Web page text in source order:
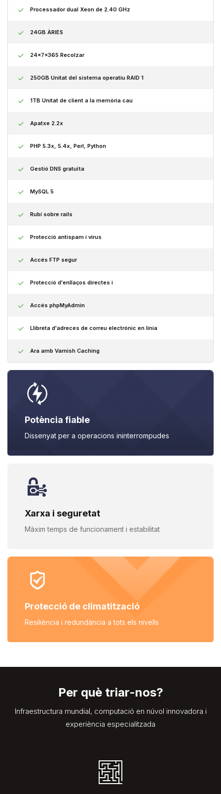
Processador dual Xeon de 2.40 GHz
24GB ÀRIES
24x7x365 Recolzar
250GB Unitat del sistema operatiu RAID 1
1TB Unitat de client a la memòria cau
Apatxe 2.2x
PHP 5.3x, 5.4x, Perl, Python
Gestió DNS gratuïta
MySQL 5
Rubí sobre rails
Protecció antispam i virus
Accés FTP segur
Protecció d'enllaços directes i
Accés phpMyAdmin
Llibreta d'adreces de correu electrònic en línia
Ara amb Varnish Caching
Potència fiable
Dissenyat per a operacions ininterrompudes
Xarxa i seguretat
Màxim temps de funcionament i estabilitat
Protecció de climatització
Resiliència i redundància a tots els nivells
Per què triar-nos?
Infraestructura mundial, computació en núvol innovadora i
experiència especialitzada